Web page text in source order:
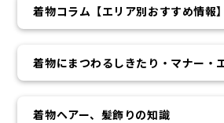
着物コラム【エリア別おすすめ情報】
着物にまつわるしきたり・マナー・
着物ヘアー、髪飾りの知識